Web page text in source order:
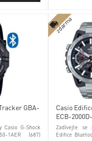
GBA-
Casio G-Shock
1AER (687)
Casio
ECB-
Zadívejte se
Edifice
zdarma